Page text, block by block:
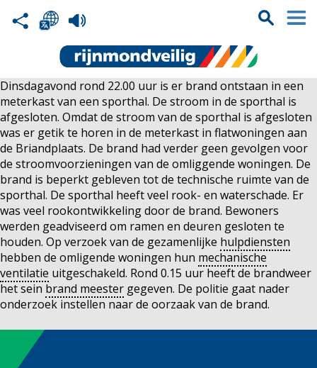
Dinsdagavond rond 22.00 uur is er brand ontstaan in een
meterkast van een sporthal. De stroom in de sporthal is
afgesloten. Omdat de stroom van de sporthal is afgesloten
was er getik te horen in de meterkast in flatwoningen aan
de Briandplaats. De brand had verder geen gevolgen voor
de stroomvoorzieningen van de omliggende woningen. De
brand is beperkt gebleven tot de technische ruimte van de
sporthal. De sporthal heeft veel rook- en waterschade. Er
was veel rookontwikkeling door de brand. Bewoners
werden geadviseerd om ramen en deuren gesloten te
houden. Op verzoek van de gezamenlijke hulpdiensten
hebben de omligende woningen hun mechanische
ventilatie uitgeschakeld. Rond 0.15 uur heeft de brandweer
het sein brand meester gegeven. De politie gaat nader
onderzoek instellen naar de oorzaak van de brand.